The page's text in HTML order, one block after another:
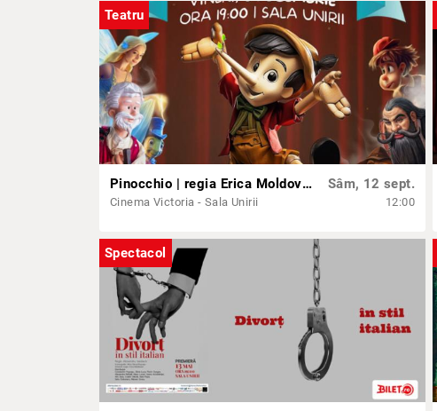
Teatru
Pinocchio | regia Erica Moldovan
Cinema Victoria - Sala Unirii
Sâm, 12 sept.
12:00
Spectacol